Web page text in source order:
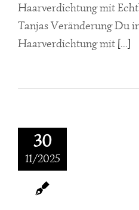
Haarverdichtung mit
Tanjas Veränderung Du
Haarverdichtung mit [...]
30
11/2025
–